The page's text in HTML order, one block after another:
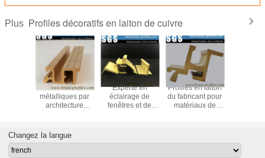
Plus Profiles décoratifs en laiton de cuivre
Fenêtres
métalliques par
architecture
cuivre
Experte en
éclairage de
fenêtres et de
Profiles en laiton
du fabricant pour
matériaux de
Changez la langue